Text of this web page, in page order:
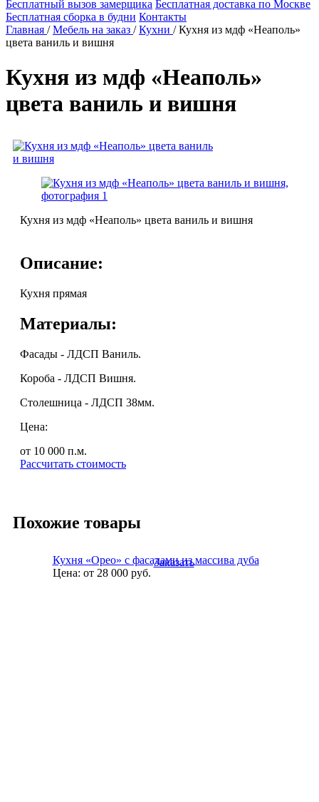
Бесплатный вызов замерщика Бесплатная доставка по Москве
Бесплатная сборка в будни Контакты
Главная /Мебель на заказ /Кухни /Кухня из мдф «Неаполь»
цвета ваниль и вишня
Кухня из мдф «Неаполь»
цвета ваниль и вишня
Кухня из мдф «Неаполь» цвета ваниль и вишня
Описание:
Кухня прямая
Материалы:
Фасады - ЛДСП Ваниль.
Короба - ЛДСП Вишня.
Столешница - ЛДСП 38мм.
Цена:
от 10 000 п.м.
Рассчитать стоимость
Похожие товары
Кухня «Орео» с фасадами из массива дуба
Цена: от 28 000руб.
Заказать